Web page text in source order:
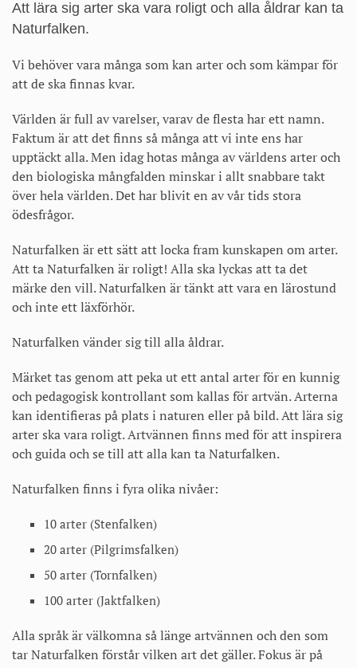
Att lära sig arter ska vara roligt och alla åldrar kan ta
Naturfalken.
Vi behöver vara många som kan arter och som kämpar för
att de ska finnas kvar.
Världen är full av varelser, varav de flesta har ett namn.
Faktum är att det finns så många att vi inte ens har
upptäckt alla. Men idag hotas många av världens arter och
den biologiska mångfalden minskar i allt snabbare takt
över hela världen. Det har blivit en av vår tids stora
ödesfrågor.
Naturfalken är ett sätt att locka fram kunskapen om arter.
Att ta Naturfalken är roligt! Alla ska lyckas att ta det
märke den vill. Naturfalken är tänkt att vara en lärostund
och inte ett läxförhör.
Naturfalken vänder sig till alla åldrar.
Märket tas genom att peka ut ett antal arter för en kunnig
och pedagogisk kontrollant som kallas för artvän. Arterna
kan identifieras på plats i naturen eller på bild. Att lära sig
arter ska vara roligt. Artvännen finns med för att inspirera
och guida och se till att alla kan ta Naturfalken.
Naturfalken finns i fyra olika nivåer:
10 arter (Stenfalken)
20 arter (Pilgrimsfalken)
50 arter (Tornfalken)
100 arter (Jaktfalken)
Alla språk är välkomna så länge artvännen och den som
tar Naturfalken förstår vilken art det gäller. Fokus är på